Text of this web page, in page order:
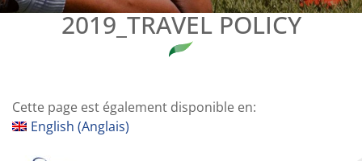
2019_TRAVEL POLICY
Cette page est également disponible en:
English (Anglais)